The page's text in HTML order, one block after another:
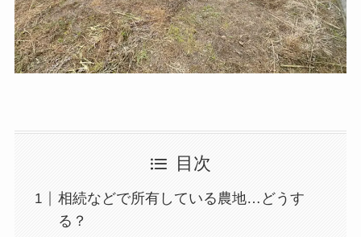
目次
相続などで所有している農地…どうす
る？